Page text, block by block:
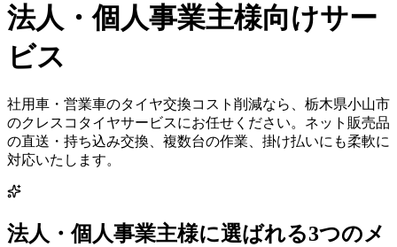
法人・個人事業主様向けサー
ビス
社用車・営業車のタイヤ交換コスト削減なら、栃木県小山市
のクレスコタイヤサービスにお任せください。ネット販売品
の直送・持ち込み交換、複数台の作業、掛け払いにも柔軟に
対応いたします。
法人・個人事業主様に選ばれる3つのメ